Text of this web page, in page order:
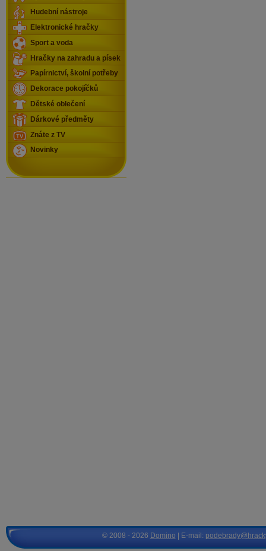
Hudební nástroje
Elektronické hračky
Sport a voda
Hračky na zahradu a písek
Papírnictví, školní potřeby
Dekorace pokojíčků
Dětské oblečení
Dárkové předměty
Znáte z TV
Novinky
© 2008 - 2026 Domino | E-mail: